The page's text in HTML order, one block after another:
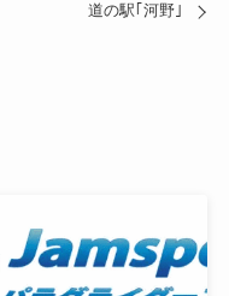
道の駅｢河野｣